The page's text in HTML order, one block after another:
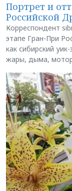
Портрет и
Российской
Корреспондент
этапе Гран-При
как сибирский
жары, дыма,